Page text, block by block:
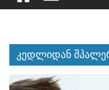
კედლიდან